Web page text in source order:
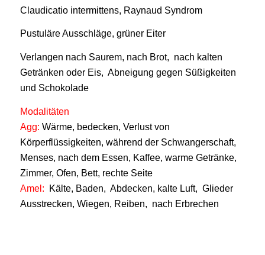
Claudicatio intermittens, Raynaud Syndrom
Pustuläre Ausschläge, grüner Eiter
Verlangen nach Saurem, nach Brot, nach kalten
Getränken oder Eis, Abneigung gegen Süßigkeiten
und Schokolade
Modalitäten
Agg: Wärme, bedecken, Verlust von
Körperflüssigkeiten, während der Schwangerschaft,
Menses, nach dem Essen, Kaffee, warme Getränke,
Zimmer, Ofen, Bett, rechte Seite
Amel: Kälte, Baden, Abdecken, kalte Luft, Glieder
Ausstrecken, Wiegen, Reiben, nach Erbrechen